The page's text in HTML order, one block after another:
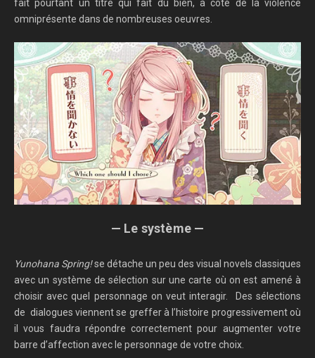
fait pourtant un titre qui fait du bien, à côté de la violence
omniprésente dans de nombreuses oeuvres.
— Le système —
Yunohana Spring!se détache un peu des visual novels classiques
avec un système de sélection sur une carte où on est amené à
choisir avec quel personnage on veut interagir. Des sélections
de dialogues viennent se greffer à l’histoire progressivement où
il vous faudra répondre correctement pour augmenter votre
barre d’affection avec le personnage de votre choix.